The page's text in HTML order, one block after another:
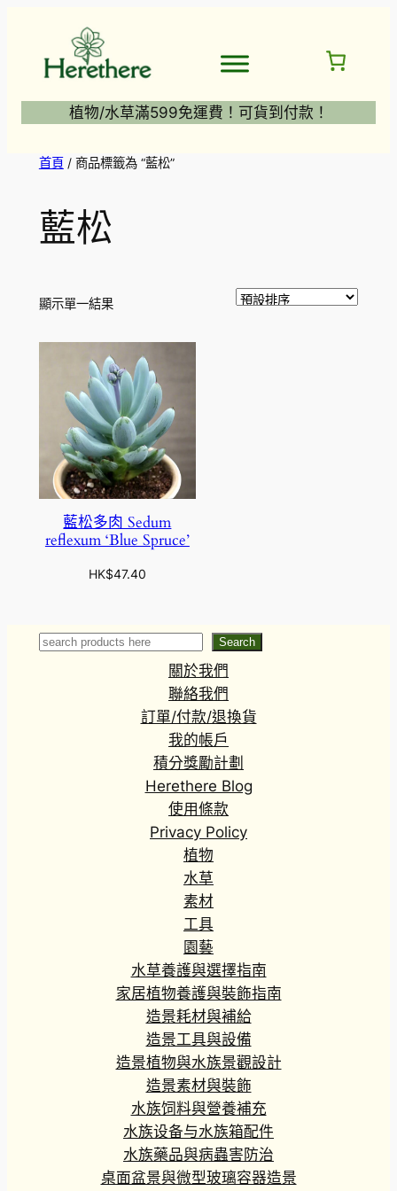
植物/水草滿599免運費！可貨到付款！
首頁/ 商品標籤為 “藍松”
藍松
顯示單一結果
藍松多肉 Sedum
reflexum ‘Blue Spruce’
HK$47.40
Search Search
關於我們
聯絡我們
訂單/付款/退換貨
我的帳戶
積分獎勵計劃
Herethere Blog
使用條款
Privacy Policy
植物
水草
素材
工具
園藝
水草養護與選擇指南
家居植物養護與裝飾指南
造景耗材與補給
造景工具與設備
造景植物與水族景觀設計
造景素材與裝飾
水族饲料與營養補充
水族设备与水族箱配件
水族藥品與病蟲害防治
桌面盆景與微型玻璃容器造景